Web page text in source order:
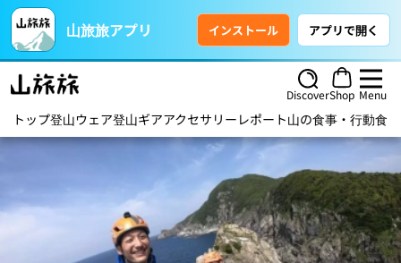
山旅旅アプリ インストール アプリで開く
DiscoverShop Menu
トップ登山ウェア登山ギアアクセサリー レポート山の食事・行動食